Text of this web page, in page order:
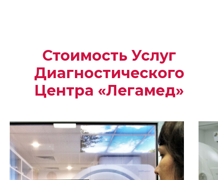
Стоимость Услуг
Диагностического
Центра «Легамед»